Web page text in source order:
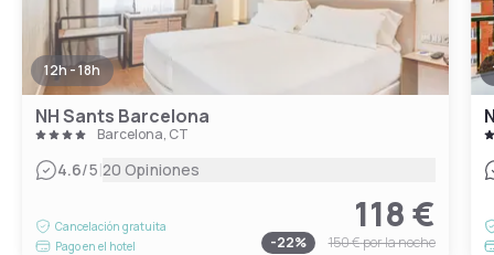
12h - 18h
NH Sants Barcelona
Barcelona, CT
4.6/5|20 Opiniones
Cancelación gratuita
Pago en el hotel
118 €
-22% 150 €por la noche